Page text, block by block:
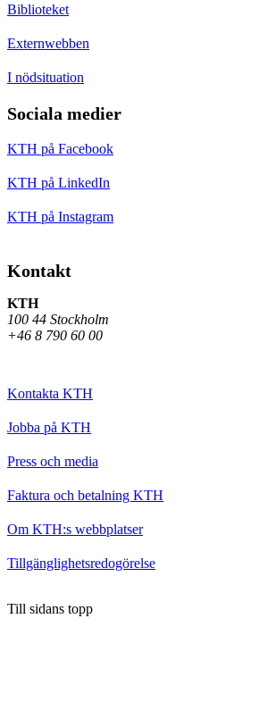
Biblioteket
Externwebben
I nödsituation
Sociala medier
KTH på Facebook
KTH på LinkedIn
KTH på Instagram
Kontakt
KTH
100 44 Stockholm
+46 8 790 60 00
Kontakta KTH
Jobba på KTH
Press och media
Faktura och betalning KTH
Om KTH:s webbplatser
Tillgänglighetsredogörelse
Till sidans topp